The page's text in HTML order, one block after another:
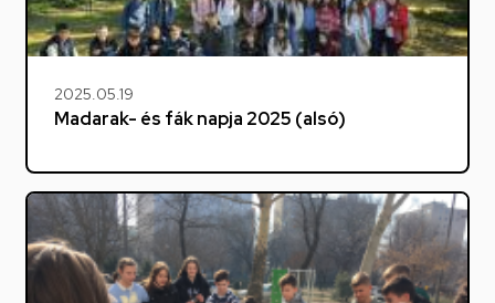
2025.05.19
Madarak- és fák napja 2025 (alsó)